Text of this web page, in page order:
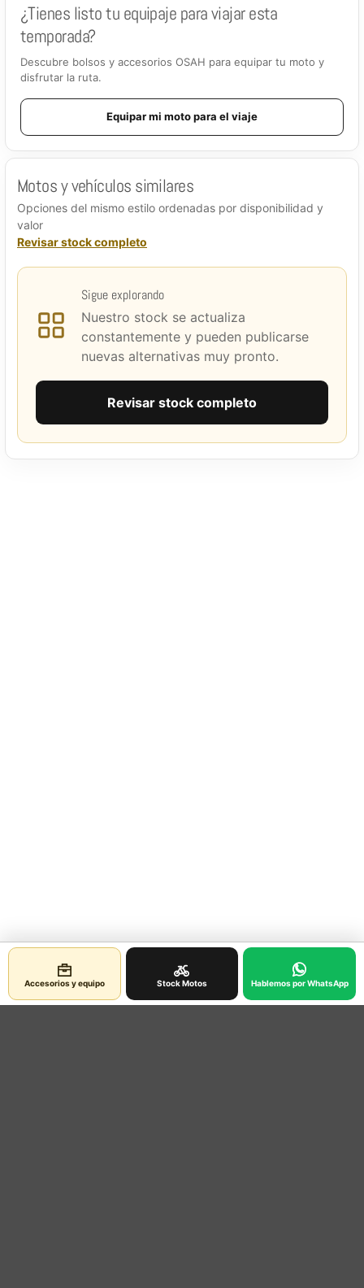
¿Tienes listo tu equipaje para viajar esta
temporada?
Descubre bolsos y accesorios OSAH para equipar tu moto y
disfrutar la ruta.
Equipar mi moto para el viaje
Motos y vehículos similares
Opciones del mismo estilo ordenadas por disponibilidad y
valor
Revisar stock completo
Sigue explorando
Nuestro stock se actualiza
constantemente y pueden publicarse
nuevas alternativas muy pronto.
Revisar stock completo
Accesorios y equipo Stock Motos Hablemos por WhatsApp